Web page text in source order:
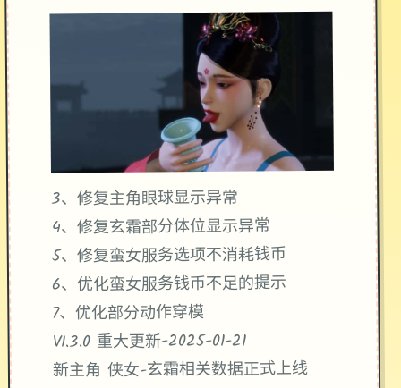
3、修复主角眼球显示异常
4、修复玄霜部分体位显示异常
5、修复蛮女服务选项不消耗钱币
6、优化蛮女服务钱币不足的提示
7、优化部分动作穿模
V1.3.0 重大更新-2025-01-21
新主角 侠女-玄霜相关数据正式上线